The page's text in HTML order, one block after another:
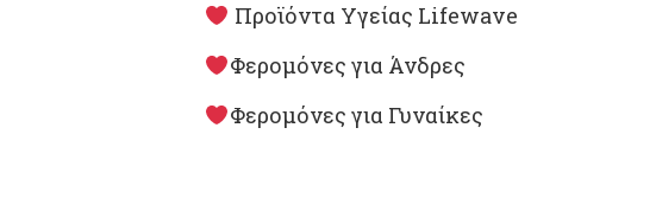
Προϊόντα Υγείας Lifewave
Φερομόνες για Άνδρες
Φερομόνες για Γυναίκες